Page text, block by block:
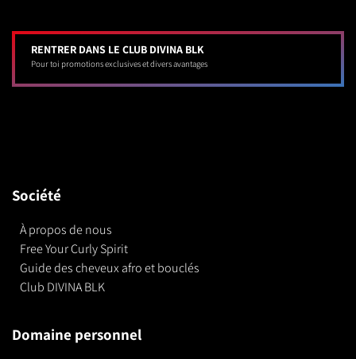
RENTRER DANS LE CLUB DIVINA BLK
Pour toi promotions exclusives et divers avantages
Société
À propos de nous
Free Your Curly Spirit
Guide des cheveux afro et bouclés
Club DIVINA BLK
Domaine personnel